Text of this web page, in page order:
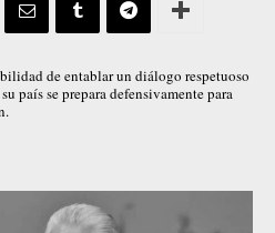
de entablar un diálogo respetuoso
país se prepara defensivamente para